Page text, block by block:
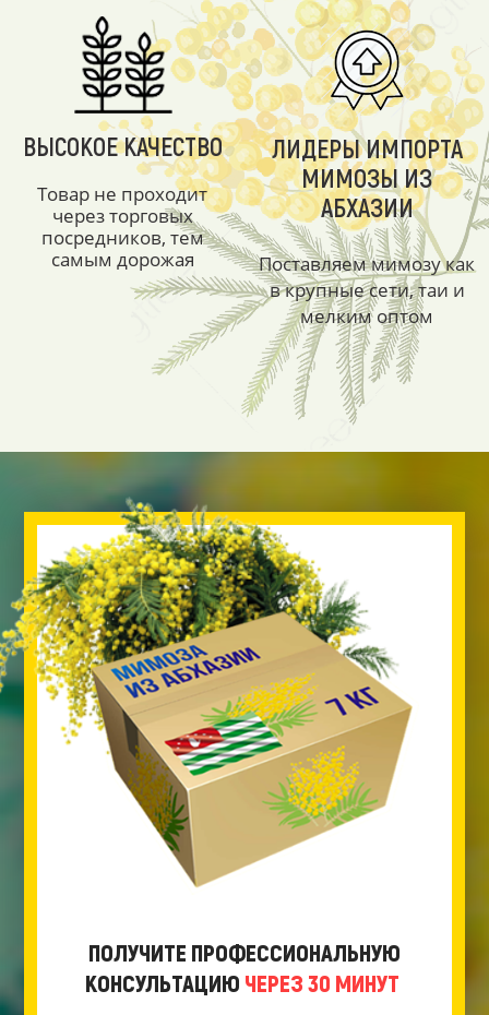
ВЫСОКОЕ КАЧЕСТВО
Товар не проходит
через торговых
посредников, тем
самым дорожая
ЛИДЕРЫ ИМПОРТА
МИМОЗЫ ИЗ
АБХАЗИИ
Поставляем мимозу как
в крупные сети, таи и
мелким оптом
ПОЛУЧИТЕ ПРОФЕССИОНАЛЬНУЮ
КОНСУЛЬТАЦИЮ ЧЕРЕЗ 30 МИНУТ